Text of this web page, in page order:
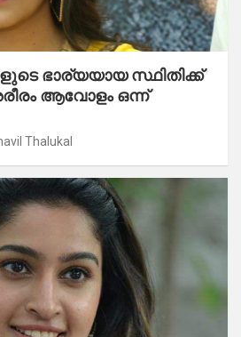
ഭാര്യയായ സ്ഥിതിക്ക്
ആവോളം ഒന്ന്
Thalukal